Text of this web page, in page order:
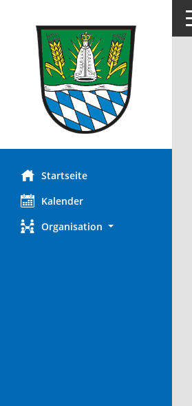
Startseite
Kalender
Organisation